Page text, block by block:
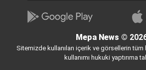
Mepa News ©
Sitemizde kullanılan içerik ve görsellerin tüm
kullanımı hukuki yaptırıma